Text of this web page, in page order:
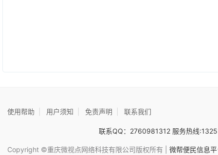
使用帮助 用户须知 免责声明 联系我们
联系QQ：2760981312 服务热线
Copyright ©重庆微视点网络科技有限公司版权所有 |
微帮便民信息